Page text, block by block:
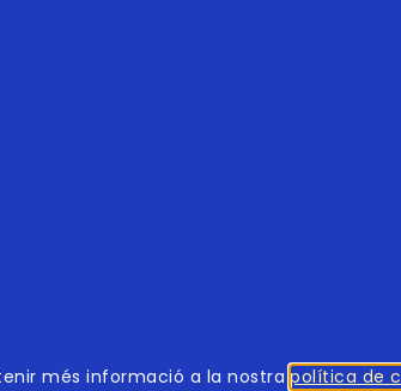
més informació a la nostra política de